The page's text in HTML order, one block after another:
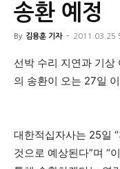
송환 예정
By 김용훈 기자 - 2011.03.25
선박 수리 지연과 기상
의 송환이 오는 27일
대한적십자사는 25일
것으로 예상된다”며 “